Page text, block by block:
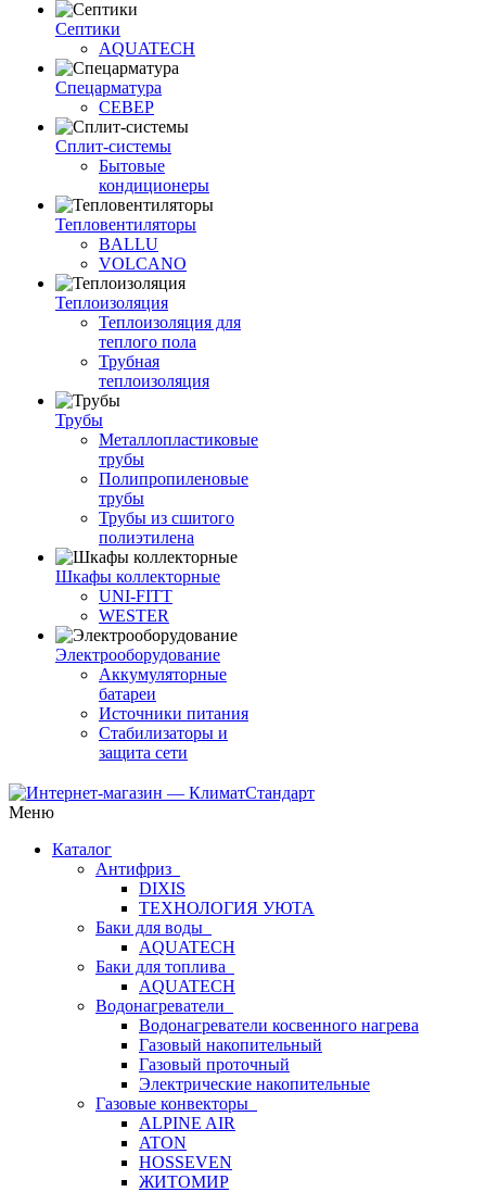
Септики
AQUATECH
Спецарматура
СЕВЕР
Сплит-системы
Бытовые
кондиционеры
Тепловентиляторы
BALLU
VOLCANO
Теплоизоляция
Теплоизоляция для
теплого пола
Трубная
теплоизоляция
Трубы
Металлопластиковые
трубы
Полипропиленовые
трубы
Трубы из сшитого
полиэтилена
Шкафы коллекторные
UNI-FITT
WESTER
Электрооборудование
Аккумуляторные
батареи
Источники питания
Стабилизаторы и
защита сети
Меню
Каталог
Антифриз
DIXIS
ТЕХНОЛОГИЯ УЮТА
Баки для воды
AQUATECH
Баки для топлива
AQUATECH
Водонагреватели
Водонагреватели косвенного нагрева
Газовый накопительный
Газовый проточный
Электрические накопительные
Газовые конвекторы
ALPINE AIR
ATON
HOSSEVEN
ЖИТОМИР